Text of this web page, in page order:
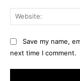
Save my name,
next time I comment.